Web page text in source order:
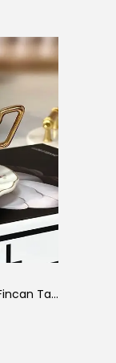
ACAR Camılla 6 Lı Türk Kahve Fincan Takımı